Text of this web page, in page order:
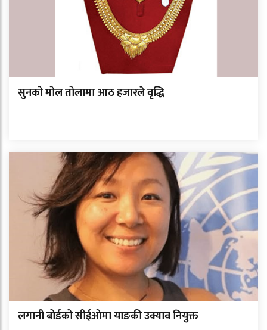
सुनको मोल तोलामा आठ हजारले वृद्धि
लगानी बोर्डको सीईओमा याङकी उक्याव नियुक्त